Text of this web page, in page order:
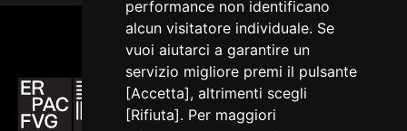
performance non identificano
alcun visitatore individuale. Se
vuoi aiutarci a garantire un
servizio migliore premi il pulsante
[Accetta], altrimenti scegli
[Rifiuta]. Per maggiori